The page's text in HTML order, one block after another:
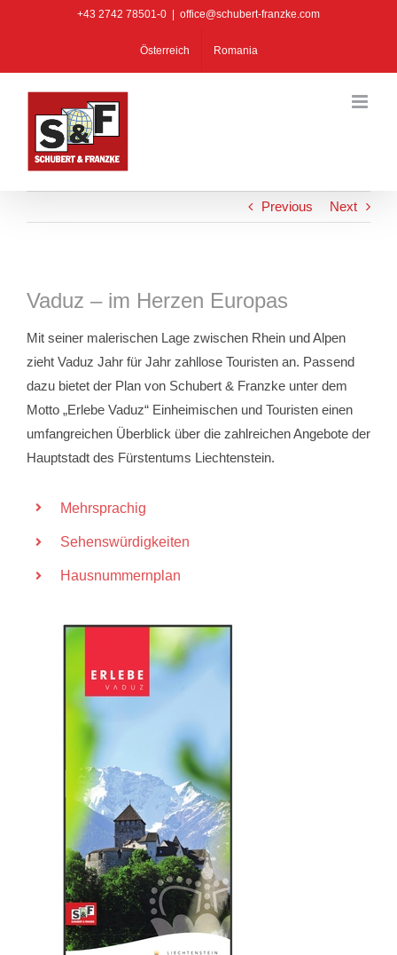
+43 2742 78501-0 office@schubert-franzke.com
Österreich Romania
Previous Next
Vaduz – im Herzen Europas
Mit seiner malerischen Lage zwischen Rhein und Alpen
zieht Vaduz Jahr für Jahr zahllose Touristen an. Passend
dazu bietet der Plan von Schubert & Franzke unter dem
Motto „Erlebe Vaduz“ Einheimischen und Touristen einen
umfangreichen Überblick über die zahlreichen Angebote der
Hauptstadt des Fürstentums Liechtenstein.
Mehrsprachig
Sehenswürdigkeiten
Hausnummernplan